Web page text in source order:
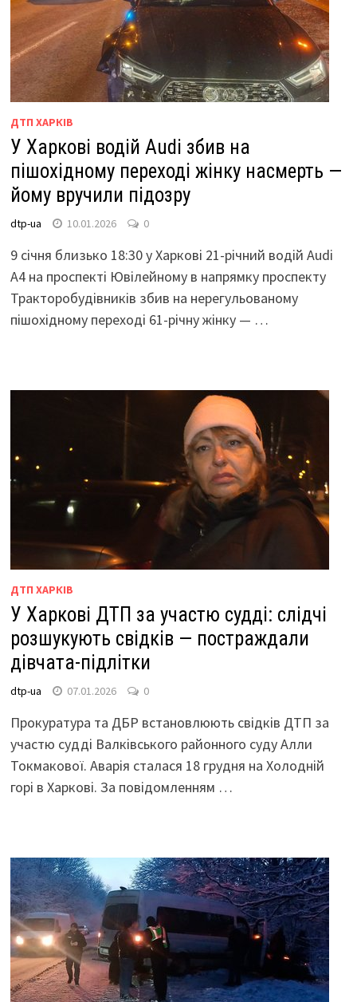
ДТП ХАРКІВ
У Харкові водій Audi збив на
пішохідному переході жінку насмерть —
йому вручили підозру
dtp-ua 10.01.2026 0
9 січня близько 18:30 у Харкові 21-річний водій Audi
A4 на проспекті Ювілейному в напрямку проспекту
Тракторобудівників збив на нерегульованому
пішохідному переході 61-річну жінку — …
ДТП ХАРКІВ
У Харкові ДТП за участю судді: слідчі
розшукують свідків — постраждали
дівчата-підлітки
dtp-ua 07.01.2026 0
Прокуратура та ДБР встановлюють свідків ДТП за
участю судді Валківського районного суду Алли
Токмакової. Аварія сталася 18 грудня на Холодній
горі в Харкові. За повідомленням …